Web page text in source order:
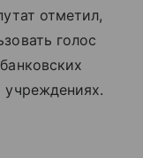
отметил,
голос
учреждениях.